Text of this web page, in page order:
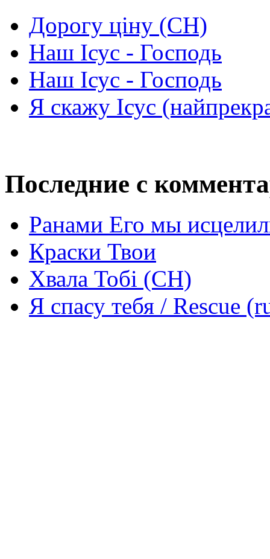
Дорогу ціну (СН)
Наш Ісус - Господь
Наш Ісус - Господь
Я скажу Ісус
Последние с
Ранами Его мы
Краски Твои
Хвала Тобі (СН)
Я спасу тебя / Rescue